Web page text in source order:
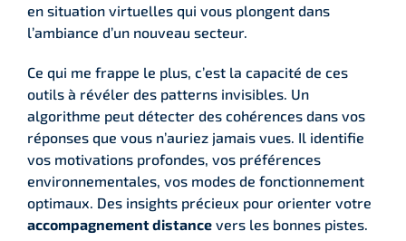
en situation virtuelles qui vous plongent dans
l’ambiance d’un nouveau secteur.
Ce qui me frappe le plus, c’est la capacité de ces
outils à révéler des patterns invisibles. Un
algorithme peut détecter des cohérences dans vos
réponses que vous n’auriez jamais vues. Il identifie
vos motivations profondes, vos préférences
environnementales, vos modes de fonctionnement
optimaux. Des insights précieux pour orienter votre
accompagnement distance vers les bonnes pistes.